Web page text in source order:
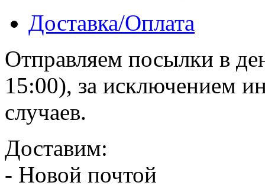
Доставка/Оплата
Отправляем посылки в
15:00), за исключением
случаев.
Доставим:
- Новой почтой